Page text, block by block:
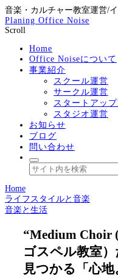
音楽・カルチャー教室運営/
Planing Office Noise
Scroll
Home
Office Noiseについて
事業紹介
スクール運営
サークル運営
スタートアッ
スタジオ運営
お知らせ
ブログ
問い合わせ
Home
ライフスタイルと音楽
音楽と生活
“Medium Choir
ゴスペル教室）
見つかる「心